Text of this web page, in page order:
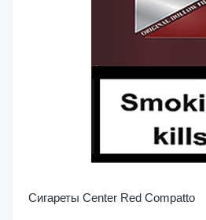
Сигареты Center Red Compatto